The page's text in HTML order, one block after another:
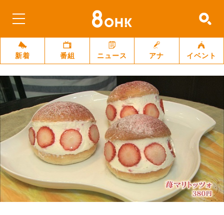
新着 番組 ニュース アナ イベント